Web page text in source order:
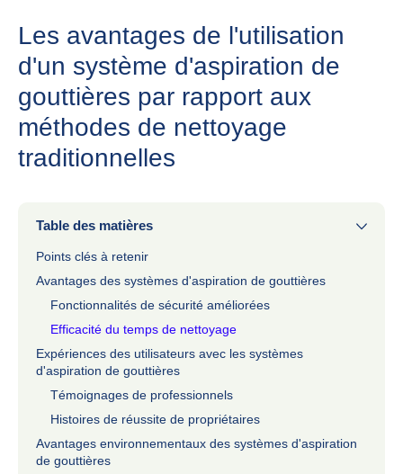
Les avantages de l'utilisation
d'un système d'aspiration de
gouttières par rapport aux
méthodes de nettoyage
traditionnelles
Table des matières
Points clés à retenir
Avantages des systèmes d'aspiration de gouttières
Fonctionnalités de sécurité améliorées
Efficacité du temps de nettoyage
Expériences des utilisateurs avec les systèmes
d'aspiration de gouttières
Témoignages de professionnels
Histoires de réussite de propriétaires
Avantages environnementaux des systèmes d'aspiration
de gouttières